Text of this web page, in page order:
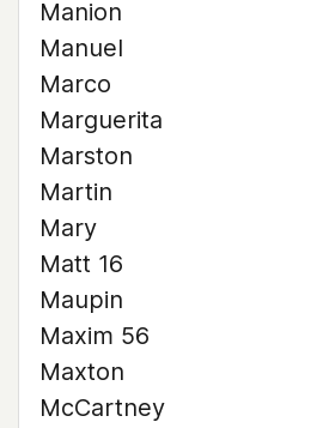
Manion
Manuel
Marco
Marguerita
Marston
Martin
Mary
Matt 16
Maupin
Maxim 56
Maxton
McCartney